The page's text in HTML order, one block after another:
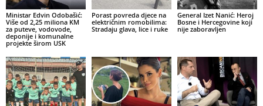
Ministar Edvin Odobašić:
Više od 2,25 miliona KM
za puteve, vodovode,
deponije i komunalne
projekte širom USK
Porast povreda djece na
električnim romobilima:
Stradaju glava, lice i ruke
General Izet Nanić: Heroj
Bosne i Hercegovine koji
nije zaboravljen